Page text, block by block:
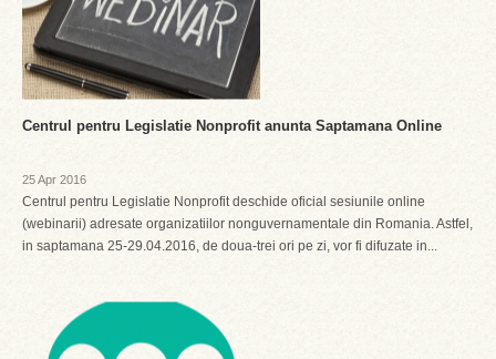
Centrul pentru Legislatie Nonprofit anunta Saptamana Online
25 Apr 2016
Centrul pentru Legislatie Nonprofit deschide oficial sesiunile online
(webinarii) adresate organizatiilor nonguvernamentale din Romania. Astfel,
in saptamana 25-29.04.2016, de doua-trei ori pe zi, vor fi difuzate in...